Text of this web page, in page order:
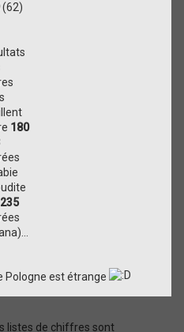
(62)
180
235
Pologne est étrange
listes de chiffres sont